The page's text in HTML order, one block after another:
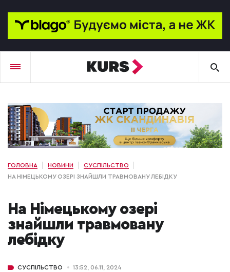
ГОЛОВНА НОВИНИ
СУСПІЛЬСТВО
НА НІМЕЦЬКОМУ ОЗЕРІ ЗНАЙШЛИ ТРАВМОВАНУ ЛЕБІДКУ
На Німецькому озері
знайшли травмовану
лебідку
СУСПІЛЬСТВО 13:52, 06.11, 2024